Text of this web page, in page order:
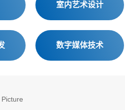
室内艺术设计
数字媒体技术
Picture